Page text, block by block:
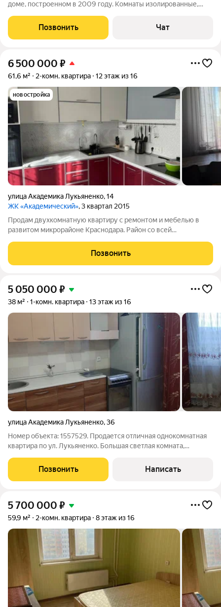
доме, построенном в 2009 году. Комнаты изолированные,
Сделан лёгкий ремонт можно заезжать и жить сразу. Из окон
вид на улицу, имеется
Позвонить Чат
6 500 000 ₽
61,6 м² 2-комн. квартира 12 этаж из 16
новостройка
улица Академика Лукьяненко,14
ЖК «Академический», 3 квартал 2015
Продам двухкомнатную квартиру с ремонтом и мебелью в
развитом микрорайоне Краснодара. Район со всей
Краевая больница, Микрохирургия глаза имени академика
Фёдорова, Городской перинатальный центр,
Позвонить
5 050 000 ₽
38 м² 1-комн. квартира 13 этаж из 16
улица Академика Лукьяненко,36
Номер объекта: 1557529. Продается отличная однокомнатная
квартира по ул. Лукьяненко. Большая светлая комната,
совмещенный. Квартира очень теплая, не угловая, что
позволяет экономить на отоплении.
Позвонить Написать
5 700 000 ₽
59,9 м² 2-комн. квартира 8 этаж из 16